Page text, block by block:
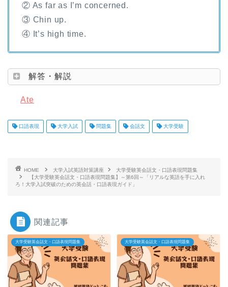
② As far as I’m concerned.
③ Chin up.
④ It’s high time.
解答・解説
Ate
口語表現 大学入試 問題集 会話文 大学受験
HOME 大学入試英語対策講座
大学受験英会話文・口語表現問題集
【大学受験英会話文・口語表現問題集】～第6回～「リアルな英語を手に入れ
ろ！大学入試突破のための英会話・口語表現ガイド」
関連記事
大学受験英会話文・口語表現問題集 大学受験英会話文・口語表現問題集